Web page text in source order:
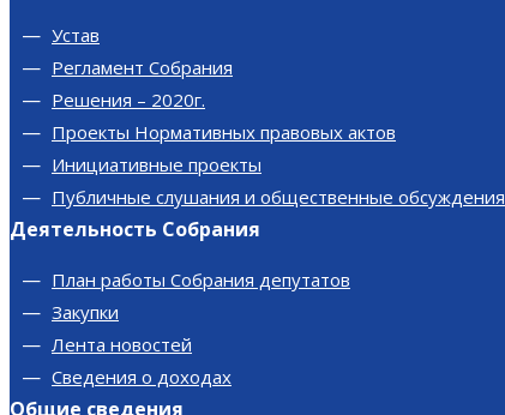
Устав
Регламент Собрания
Решения – 2020г.
Проекты Нормативных правовых актов
Инициативные проекты
Публичные слушания и общественные обсуждения
Деятельность Собрания
План работы Собрания депутатов
Закупки
Лента новостей
Сведения о доходах
Общие сведения